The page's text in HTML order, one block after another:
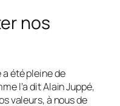
nos
été pleine de
l’a dit Alain Juppé,
valeurs, à nous de